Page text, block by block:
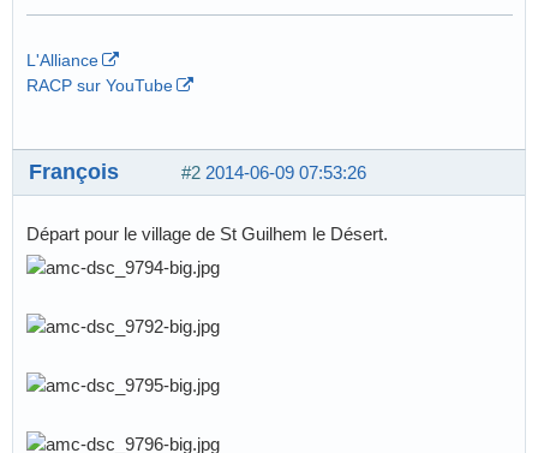
L'Alliance
RACP sur YouTube
#2 2014-06-09 07:53:26
François
Départ pour le village de St Guilhem le Désert.